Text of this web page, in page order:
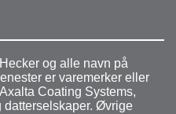
og alle navn på
er varemerker eller
Coating Systems,
datterselskaper. Øvrige